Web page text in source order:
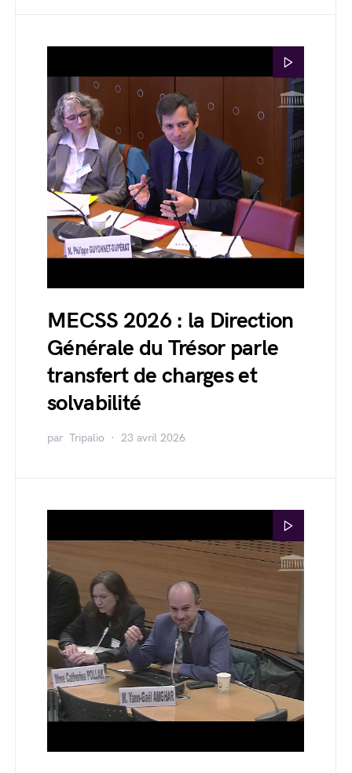
MECSS 2026 : la Direction
Générale du Trésor parle
transfert de charges et
solvabilité
par Tripalio 23 avril 2026